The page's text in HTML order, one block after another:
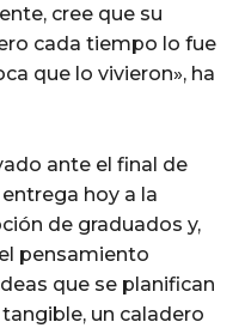
cree que su
cada tiempo lo fue
que lo vivieron», ha
ante el final de
hoy a la
de graduados y,
pensamiento
que se planifican
un caladero